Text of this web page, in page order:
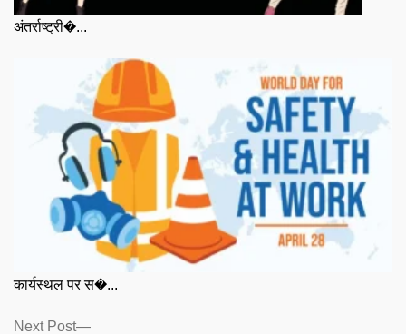
अंतर्राष्ट्री�...
कार्यस्थल पर स�...
Posts
Next Post
Next